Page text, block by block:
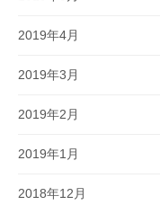
2019年4月
2019年3月
2019年2月
2019年1月
2018年12月